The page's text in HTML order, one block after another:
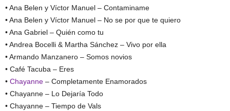
• Ana Belen y Víctor Manuel – Contaminame
• Ana Belen y Víctor Manuel – No se por que te quiero
• Ana Gabriel – Quién como tu
• Andrea Bocelli & Martha Sánchez – Vivo por ella
• Armando Manzanero – Somos novios
• Café Tacuba – Eres
• Chayanne – Completamente Enamorados
• Chayanne – Lo Dejaría Todo
• Chayanne – Tiempo de Vals